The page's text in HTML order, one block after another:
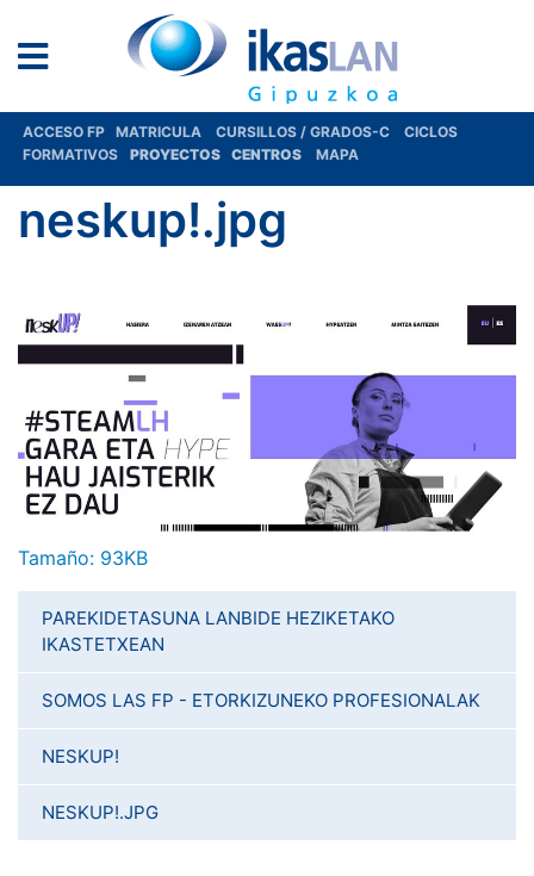
ACCESO FP MATRICULA CURSILLOS / GRADOS-C
CICLOS
FORMATIVOS
PROYECTOS CENTROS MAPA
neskup!.jpg
Haga clic aquí para ver la imagen a tamaño completo…
Tamaño: 93KB
PAREKIDETASUNA LANBIDE HEZIKETAKO
IKASTETXEAN
SOMOS LAS FP - ETORKIZUNEKO PROFESIONALAK
NESKUP!
NESKUP!.JPG